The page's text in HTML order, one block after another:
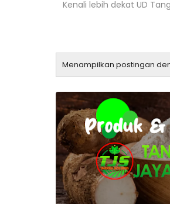
Kenali lebih dekat UD
Menampilkan postingan